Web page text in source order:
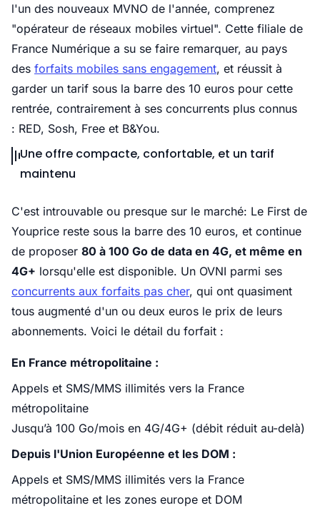
l'un des nouveaux MVNO de l'année, comprenez
"opérateur de réseaux mobiles virtuel". Cette filiale de
France Numérique a su se faire remarquer, au pays
des forfaits mobiles sans engagement, et réussit à
garder un tarif sous la barre des 10 euros pour cette
rentrée, contrairement à ses concurrents plus connus
: RED, Sosh, Free et B&You.
Une offre compacte, confortable, et un tarif
maintenu
C'est introuvable ou presque sur le marché: Le First de
Youprice reste sous la barre des 10 euros, et continue
de proposer 80 à 100 Go de data en 4G, et même en
4G+ lorsqu'elle est disponible. Un OVNI parmi ses
concurrents aux forfaits pas cher, qui ont quasiment
tous augmenté d'un ou deux euros le prix de leurs
abonnements. Voici le détail du forfait :
En France métropolitaine :
Appels et SMS/MMS illimités vers la France
métropolitaine
Jusqu’à 100 Go/mois en 4G/4G+ (débit réduit au-delà)
Depuis l'Union Européenne et les DOM :
Appels et SMS/MMS illimités vers la France
métropolitaine et les zones europe et DOM